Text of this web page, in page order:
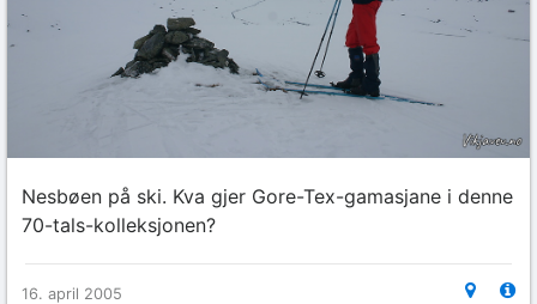
Nesbøen på ski. Kva gjer Gore-Tex-gamasjane i denne
70-tals-kolleksjonen?
16. april 2005